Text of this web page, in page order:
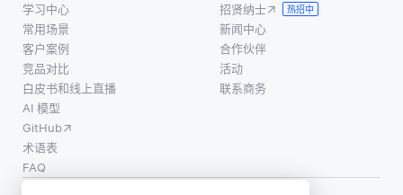
学习中心
常用场景
客户案例
竞品对比
白皮书和线上直播
AI 模型
GitHub
术语表
FAQ
招贤纳士
热招中
新闻中心
合作伙伴
活动
联系商务
使用条款